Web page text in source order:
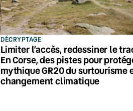
DÉCRYPTAGE
Limiter l’accès, redessiner le
En Corse, des pistes pour
mythique GR20 du surtourisme
changement climatique